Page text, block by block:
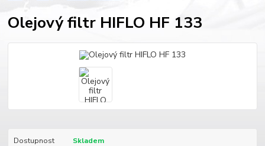
Olejový filtr HIFLO HF 133
Dostupnost Skladem